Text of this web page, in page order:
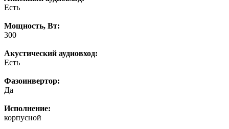
Есть
Мощность, Вт:
300
Акустический аудиовход:
Есть
Фазоинвертор:
Да
Исполнение:
корпусной